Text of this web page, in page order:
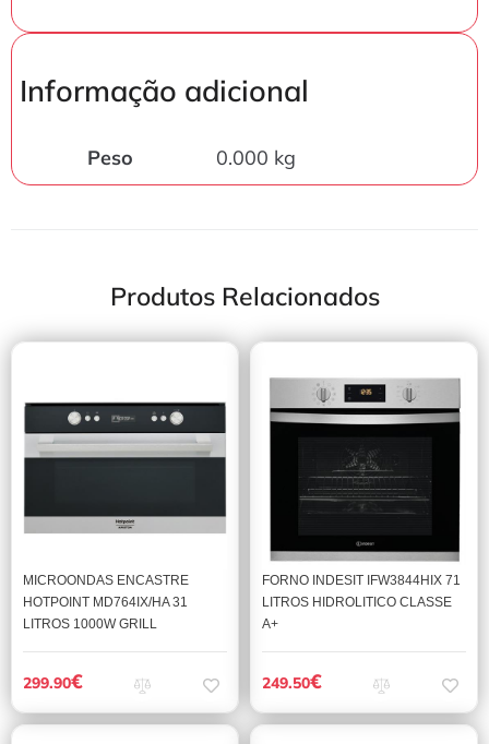
Informação adicional
Peso 0.000 kg
Produtos Relacionados
MICROONDAS ENCASTRE
HOTPOINT MD764IX/HA 31
LITROS 1000W GRILL
299.90€
FORNO INDESIT IFW3844HIX 71
LITROS HIDROLITICO CLASSE
A+
249.50€